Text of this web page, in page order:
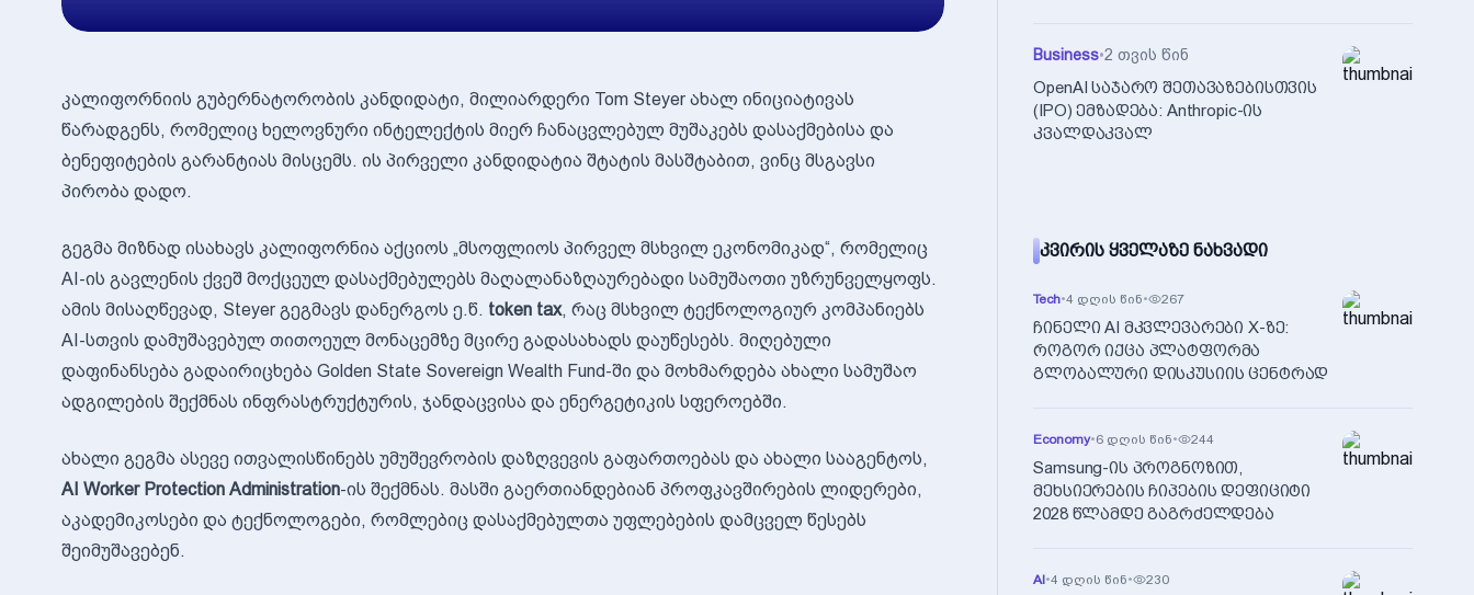
კალიფორნიის გუბერნატორობის კანდიდატი, მილიარდერი Tom Steyer ახალ ინიციატივას
წარადგენს, რომელიც ხელოვნური ინტელექტის მიერ ჩანაცვლებულ მუშაკებს დასაქმებისა და
ბენეფიტების გარანტიას მისცემს. ის პირველი კანდიდატია შტატის მასშტაბით, ვინც მსგავსი
პირობა დადო.
გეგმა მიზნად ისახავს კალიფორნია აქციოს „მსოფლიოს პირველ მსხვილ ეკონომიკად“, რომელიც
AI-ის გავლენის ქვეშ მოქცეულ დასაქმებულებს მაღალანაზღაურებადი სამუშაოთი უზრუნველყოფს.
ამის მისაღწევად, Steyer გეგმავს დანერგოს ე.წ. token tax, რაც მსხვილ ტექნოლოგიურ კომპანიებს
AI-სთვის დამუშავებულ თითოეულ მონაცემზე მცირე გადასახადს დაუწესებს. მიღებული
დაფინანსება გადაირიცხება Golden State Sovereign Wealth Fund-ში და მოხმარდება ახალი სამუშაო
ადგილების შექმნას ინფრასტრუქტურის, ჯანდაცვისა და ენერგეტიკის სფეროებში.
ახალი გეგმა ასევე ითვალისწინებს უმუშევრობის დაზღვევის გაფართოებას და ახალი სააგენტოს,
AI Worker Protection Administration-ის შექმნას. მასში გაერთიანდებიან პროფკავშირების ლიდერები,
აკადემიკოსები და ტექნოლოგები, რომლებიც დასაქმებულთა უფლებების დამცველ წესებს
შეიმუშავებენ.
Business•2 თვის წინ
OpenAI საჯარო შეთავაზებისთვის
(IPO) ემზადება: Anthropic-ის
კვალდაკვალ
ᲙᲕᲘᲠᲘᲡ ᲧᲕᲔᲚᲐᲖᲔ ᲜᲐᲮᲕᲐᲓᲘ
Tech•4 დღის წინ• 267
ჩინელი AI მკვლევარები X-ზე:
როგორ იქცა პლატფორმა
გლობალური დისკუსიის ცენტრად
Economy•6 დღის წინ• 244
Samsung-ის პროგნოზით,
მეხსიერების ჩიპების დეფიციტი
2028 წლამდე გაგრძელდება
AI•4 დღის წინ• 230